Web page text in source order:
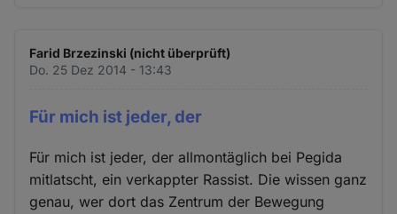
Farid Brzezinski (nicht überprüft)
Do. 25 Dez 2014 - 13:43
Für mich ist jeder, der
Für mich ist jeder, der allmontäglich bei Pegida
mitlatscht, ein verkappter Rassist. Die wissen ganz
genau, wer dort das Zentrum der Bewegung